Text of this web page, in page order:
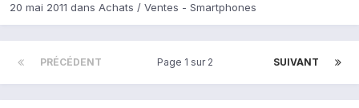
20 mai 2011 dans Achats / Ventes - Smartphones
PRÉCÉDENT SUIVANT
Page 1 sur 2